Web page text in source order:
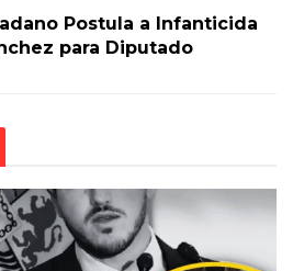
Postula a Infanticida
para Diputado